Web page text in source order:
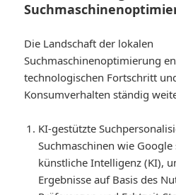
Die Landschaft der lokalen
Suchmaschinenoptimierung
technologischen Fortschritt
Konsumverhalten ständig
KI-gestützte
Suchmaschinen wie
künstliche Intelligenz (KI),
Ergebnisse auf Basis des